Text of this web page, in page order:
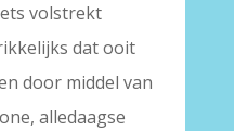
volstrekt
dat ooit
door middel van
alledaagse